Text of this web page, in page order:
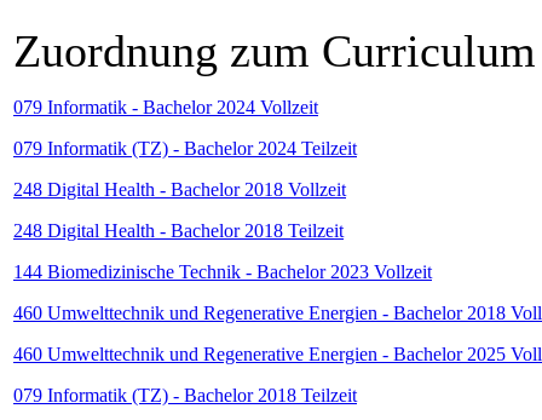
Zuordnung zum Curriculum
079 Informatik - Bachelor 2024 Vollzeit
079 Informatik (TZ) - Bachelor 2024 Teilzeit
248 Digital Health - Bachelor 2018 Vollzeit
248 Digital Health - Bachelor 2018 Teilzeit
144 Biomedizinische Technik - Bachelor 2023 Vollzeit
460 Umwelttechnik und Regenerative Energien - Bachelor 2018
460 Umwelttechnik und Regenerative Energien - Bachelor 2025
079 Informatik (TZ) - Bachelor 2018 Teilzeit